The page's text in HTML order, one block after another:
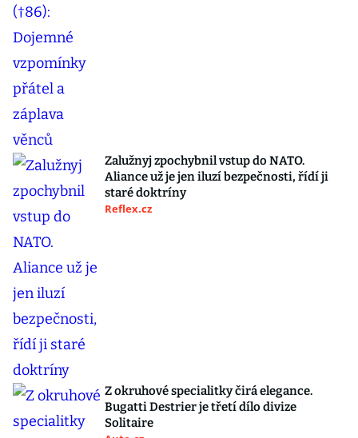
Zalužnyj zpochybnil vstup do NATO.
Aliance už je jen iluzí bezpečnosti, řídí ji
staré doktríny
Reflex.cz
Z okruhové specialitky čirá elegance.
Bugatti Destrier je třetí dílo divize
Solitaire